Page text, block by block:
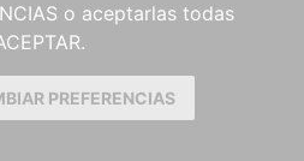
o aceptarlas todas
PREFERENCIAS